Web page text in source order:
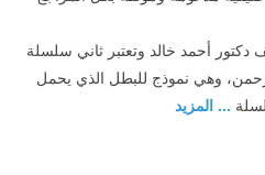
دكتور أحمد خالد وتعتبر ثاني سلسلة
وهي نموذج للبطل الذي يحمل
... المزيد